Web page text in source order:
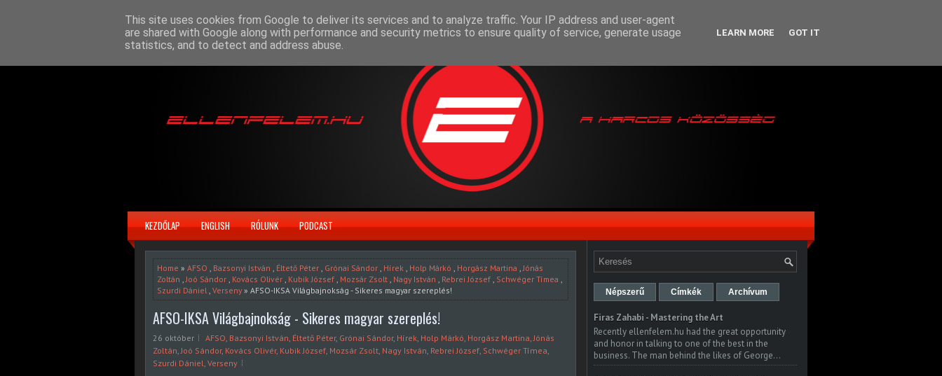
KEZDŐLAP ENGLISH RÓLUNK PODCAST
Home » AFSO , Bazsonyi István , Éltető Péter , Grónai Sándor , Hírek , Holp Márkó , Horgász Martina ,Jónás
Zoltán ,Joó Sándor , Kovács Olivér , Kubik József , Mozsár Zsolt , Nagy István , Rebrei József , Schwéger Tímea ,
Szurdi Dániel, Verseny» AFSO-IKSA Világbajnokság - Sikeres magyar szereplés!
AFSO-IKSA Világbajnokság - Sikeres magyar szereplés!
26 október AFSO, Bazsonyi István, Éltető Péter, Grónai Sándor, Hírek, Holp Márkó, Horgász Martina,Jónás
Zoltán,Joó Sándor, Kovács Olivér, Kubik József, Mozsár Zsolt, Nagy István, Rebrei József, Schwéger Tímea,
Szurdi Dániel, Verseny
Népszerű Címkék Archívum
Firas Zahabi - Mastering the Art
Recently ellenfelem.hu had the great opportunity
and honor in talking to one of the best in the
business. The man behind the likes of George...
This site uses cookies from Google to deliver its services and to analyze traffic. Your IP address and user-agent
are shared with Google along with performance and security metrics to ensure quality of service, generate usage
statistics, and to detect and address abuse.
LEARN MORE GOT IT